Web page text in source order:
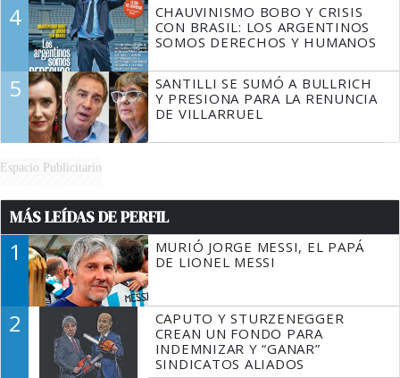
4
CHAUVINISMO BOBO Y CRISIS
CON BRASIL: LOS ARGENTINOS
SOMOS DERECHOS Y HUMANOS
5
SANTILLI SE SUMÓ A BULLRICH
Y PRESIONA PARA LA RENUNCIA
DE VILLARRUEL
Espacio Publicitario
MÁS LEÍDAS DE PERFIL
1
MURIÓ JORGE MESSI, EL PAPÁ
DE LIONEL MESSI
2
CAPUTO Y STURZENEGGER
CREAN UN FONDO PARA
INDEMNIZAR Y “GANAR”
SINDICATOS ALIADOS